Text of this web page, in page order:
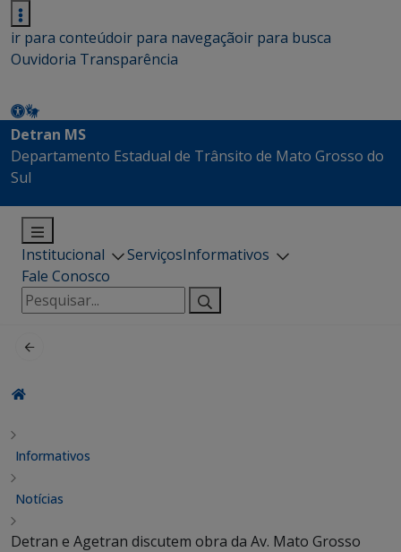
ir para conteúdoir para navegaçãoir para busca
Ouvidoria Transparência
Detran MS
Departamento Estadual de Trânsito de Mato Grosso do
Sul
Institucional ServiçosInformativos
Fale Conosco
Pesquisar
por:
Informativos
Notícias
Detran e Agetran discutem obra da Av. Mato Grosso